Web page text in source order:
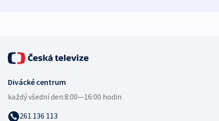
Divácké centrum
každý všední den:8:00—16:00 hodin
261 136 113